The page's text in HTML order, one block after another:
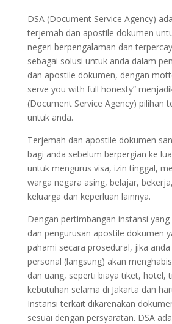
DSA (Document Service Agency)
terjemah dan apostile dokumen
negeri berpengalaman dan
sebagai solusi untuk anda dalam
dan apostile dokumen, dengan
serve you with full honesty”
(Document Service Agency) pilihan
untuk anda.
Terjemah dan apostile dokumen
bagi anda sebelum berpergian ke
untuk mengurus visa, izin tinggal,
warga negara asing, belajar,
keluarga dan keperluan lainnya.
Dengan pertimbangan instansi yang
dan pengurusan apostile dokumen
pahami secara prosedural, jika
personal (langsung) akan
dan uang, seperti biaya tiket, hotel,
kebutuhan selama di Jakarta dan
Instansi terkait dikarenakan
sesuai dengan persyaratan. DSA